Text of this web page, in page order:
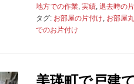
地方での作業, 実績, 退去時の
タグ: お部屋の片付け, お部屋
でのお片付け
美瑛町で戸建